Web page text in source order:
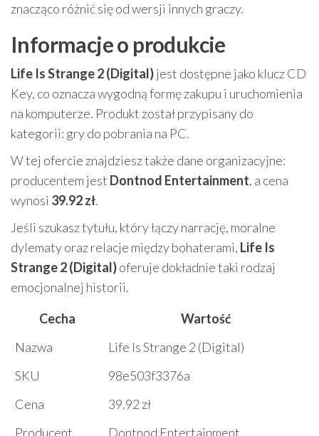
znacząco różnić się od wersji innych graczy.
Informacje o produkcie
Life Is Strange 2 (Digital)jest dostępne jako klucz CD
Key, co oznacza wygodną formę zakupu i uruchomienia
na komputerze. Produkt został przypisany do
kategorii: gry do pobrania na PC.
W tej ofercie znajdziesz także dane organizacyjne:
producentem jest Dontnod Entertainment, a cena
wynosi 39.92 zł.
Jeśli szukasz tytułu, który łączy narrację, moralne
dylematy oraz relacje między bohaterami, Life Is
Strange 2 (Digital)oferuje dokładnie taki rodzaj
emocjonalnej historii.
Cecha
Wartość
Nazwa
Life Is Strange 2 (Digital)
SKU
98e503f3376a
Cena
39.92 zł
Producent
Dontnod Entertainment